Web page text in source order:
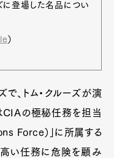
に登場した名品につい
）
で、トム・クルーズが演
CIAの極秘任務を担当
Force）」に所属する
高い任務に危険を顧み